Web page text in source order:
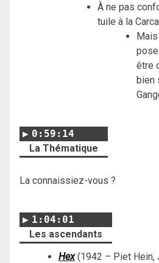
À ne pas
tuile à la
être
bien
0:59:14
La Thématique
La connaissiez-vous ?
1:04:01
Les ascendants
Hex(1942 – Piet Hein,